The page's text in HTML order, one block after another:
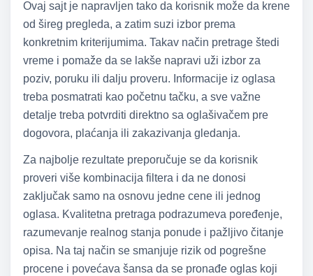
Ovaj sajt je napravljen tako da korisnik može da krene
od šireg pregleda, a zatim suzi izbor prema
konkretnim kriterijumima. Takav način pretrage štedi
vreme i pomaže da se lakše napravi uži izbor za
poziv, poruku ili dalju proveru. Informacije iz oglasa
treba posmatrati kao početnu tačku, a sve važne
detalje treba potvrditi direktno sa oglašivačem pre
dogovora, plaćanja ili zakazivanja gledanja.
Za najbolje rezultate preporučuje se da korisnik
proveri više kombinacija filtera i da ne donosi
zaključak samo na osnovu jedne cene ili jednog
oglasa. Kvalitetna pretraga podrazumeva poređenje,
razumevanje realnog stanja ponude i pažljivo čitanje
opisa. Na taj način se smanjuje rizik od pogrešne
procene i povećava šansa da se pronađe oglas koji